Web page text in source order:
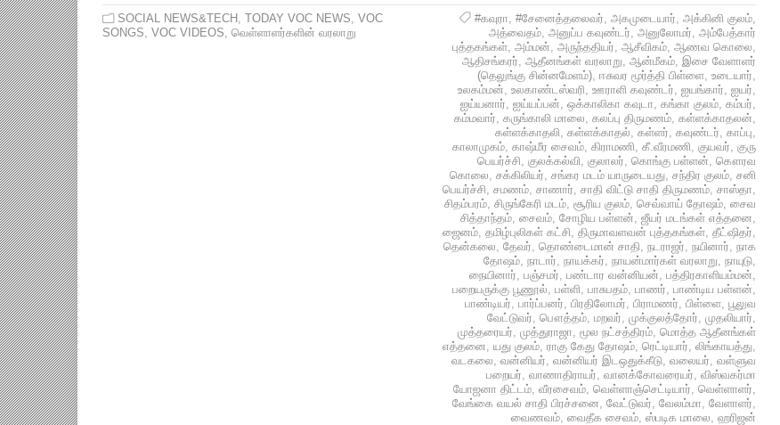
SOCIAL NEWS&TECH TODAY VOC NEWS VOC
SONGS VOC VIDEOS வெள்ளாளர்களின் வரலாறு
#கவுரா #சேனைத்தலைவர் அகமுடையார் அக்கினி குலம்,
அத்வைதம், அனுப்ப கவுண்டர் அனுலோமர் அம்பேத்கார்
புத்தகங்கள், அம்மன் அருந்ததியர் ஆசீவிகம், ஆணவ கொலை
ஆதிசங்கரர் ஆதீனங்கள் வரலாறு ஆன்மீகம், இசை வேளாளர்
(தெலுங்கு சின்னமேளம்), ஈசுவர மூர்த்தி பிள்ளை, உடையார்
உலகம்மன் உலகாண்டஸ்வரி ஊராளி கவுண்டர் ஐயங்கார் ஐயர்
ஐய்யனார் ஐய்யப்பன் ஒக்காலிகா கவுடா கங்கா குலம், கம்பர்
கம்மவார் கருங்காலி மாலை கலப்பு திருமணம், கள்ளக்காதலன்
கள்ளக்காதலி கள்ளக்காதல் கள்ளர் கவுண்டர் காப்பு
காலாமுகம், காஷ்மீர சைவம், கிராமணி கீ.வீரமணி குயவர் குரு
பெயர்ச்சி குலக்கல்வி குலாலர் கொங்கு பள்ளன் கௌரவ
கொலை சக்கிலியர் சங்கர மடம் யாருடையது, சந்திர குலம், சனி
பெயர்ச்சி சமணம், சாணார் சாதி விட்டு சாதி திருமணம், சாஸ்தா
சிதம்பரம், சிருங்கேரி மடம், சூரிய குலம், செவ்வாய் தோஷம், சைவ
சித்தாந்தம், சைவம், சோழிய பள்ளன் ஜீயர் மடங்கள் எத்தனை
ஜைனம், தமிழ்புலிகள் கட்சி திருமாவளவன் புத்தகங்கள், தீட்ஷிதர்
தென்கலை தேவர் தொண்டைமான் சாதி நடராஜர் நயினார் நாக
தோஷம், நாடார் நாயக்கர் நாயன்மார்கள் வரலாறு நாயுடு,
நையினார் பஞ்சமர் பண்டார வன்னியன் பத்திரகாளியம்மன்
பறையருக்கு பூணூல் பள்ளி பாசுபதம், பாணர் பாண்டிய பள்ளன்
பாண்டியர் பார்ப்பனர் பிரதிலோமர் பிராமணர் பிள்ளை, பூலுவ
வேட்டுவர் பௌத்தம், மறவர் முக்குலத்தோர் முதலியார்
முத்தரையர் முத்துராஜா மூல நட்சத்திரம், மொத்த ஆதீனங்கள்
எத்தனை யது குலம், ராகு கேது தோஷம், ரெட்டியார் லிங்காயத்து,
வடகலை வன்னியர் வன்னியர் இடஒதுக்கீடு, வலையர் வள்ளுவ
பறையர் வாணாதிராயர் வானக்கோவரையர் விஸ்வகர்மா
யோஜனா திட்டம், வீரசைவம், வெள்ளாஞ்செட்டியார் வெள்ளாளர்
வேங்கை வயல் சாதி பிரச்சனை வேட்டுவர் வேலம்மா வேளாளர்
வைணவம், வைதீக சைவம், ஸ்படிக மாலை ஹரிஜன்